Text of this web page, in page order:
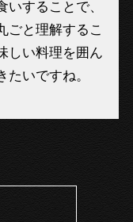
することで、
ごと理解するこ
しい料理を囲ん
いですね。